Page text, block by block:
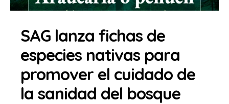
SAG lanza fichas de
especies nativas para
promover el cuidado de
la sanidad del bosque